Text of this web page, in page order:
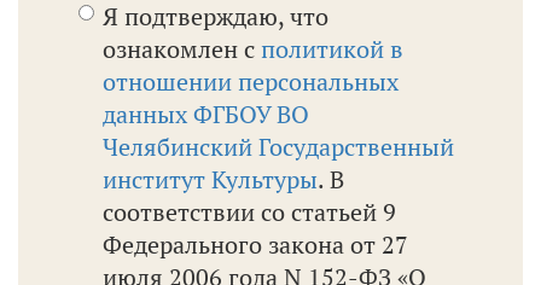
Я подтверждаю, что
ознакомлен с политикой в
отношении персональных
данных ФГБОУ ВО
Челябинский Государственный
институт Культуры. В
соответствии со статьей 9
Федерального закона от 27
июля 2006 года N 152-ФЗ «О